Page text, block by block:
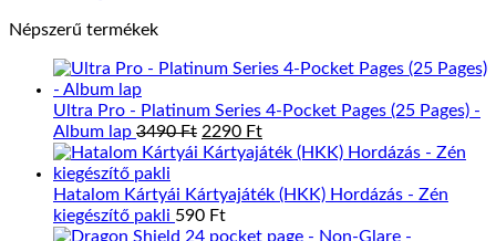
Népszerű termékek
Ultra Pro - Platinum Series 4-Pocket Pages (25 Pages) -
Album lap 3490Ft Original
price
3490 Ft.
2290 FtCurrent
price
2290 Ft.
Hatalom Kártyái Kártyajáték (HKK) Hordázás - Zén
kiegészítő pakli 590 Ft